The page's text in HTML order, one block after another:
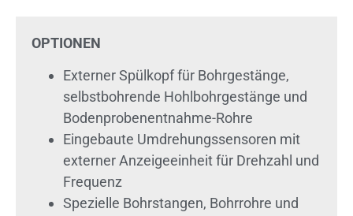
OPTIONEN
Externer Spülkopf für Bohrgestänge,
selbstbohrende Hohlbohrgestänge und
Bodenprobenentnahme-Rohre
Eingebaute Umdrehungssensoren mit
externer Anzeigeeinheit für Drehzahl und
Frequenz
Spezielle Bohrstangen, Bohrrohre und